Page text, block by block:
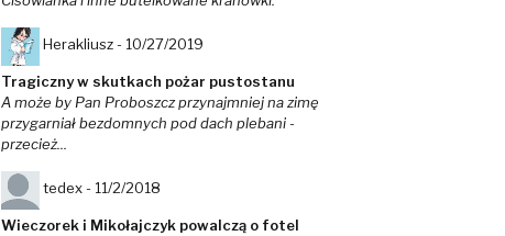
Herakliusz - 10/27/2019
Tragiczny w skutkach pożar pustostanu
A może by Pan Proboszcz przynajmniej na zimę
przygarniał bezdomnych pod dach plebani -
przecież...
tedex - 11/2/2018
Wieczorek i Mikołajczyk powalczą o fotel